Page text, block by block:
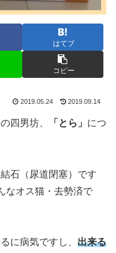
はてブ
コピー
2019.05.24 2019.09.14
四男坊、 「とら」 につ
石（尿道閉塞）です
なオス猫・去勢済で
に病気ですし、 出来る